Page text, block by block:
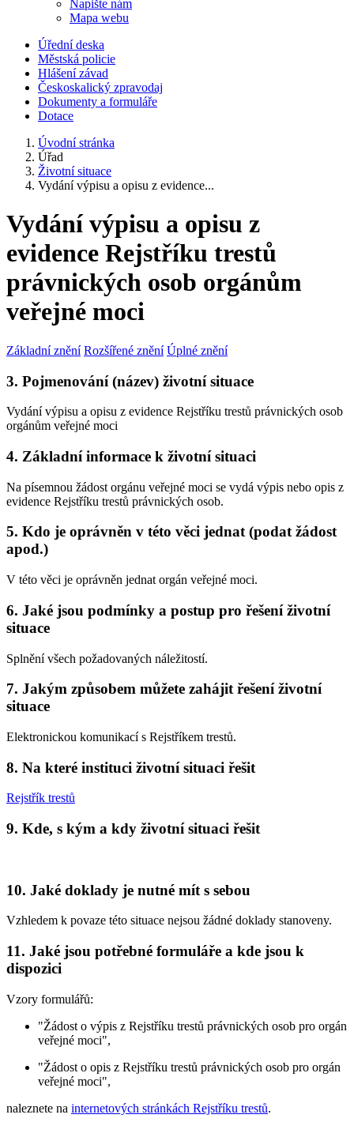
Napište nám
Mapa webu
Úřední deska
Městská policie
Hlášení závad
Českoskalický zpravodaj
Dokumenty a formuláře
Dotace
Úvodní stránka
Úřad
Životní situace
Vydání výpisu a opisu z evidence...
Vydání výpisu a opisu z
evidence Rejstříku trestů
právnických osob orgánům
veřejné moci
Základní znění Rozšířené znění Úplné znění
3. Pojmenování (název) životní situace
Vydání výpisu a opisu z evidence Rejstříku trestů právnických osob
orgánům veřejné moci
4. Základní informace k životní situaci
Na písemnou žádost orgánu veřejné moci se vydá výpis nebo opis z
evidence Rejstříku trestů právnických osob.
5. Kdo je oprávněn v této věci jednat (podat žádost
apod.)
V této věci je oprávněn jednat orgán veřejné moci.
6. Jaké jsou podmínky a postup pro řešení životní
situace
Splnění všech požadovaných náležitostí.
7. Jakým způsobem můžete zahájit řešení životní
situace
Elektronickou komunikací s Rejstříkem trestů.
8. Na které instituci životní situaci řešit
Rejstřík trestů
9. Kde, s kým a kdy životní situaci řešit
10. Jaké doklady je nutné mít s sebou
Vzhledem k povaze této situace nejsou žádné doklady stanoveny.
11. Jaké jsou potřebné formuláře a kde jsou k
dispozici
Vzory formulářů:
"Žádost o výpis z Rejstříku trestů právnických osob pro orgán
veřejné moci",
"Žádost o opis z Rejstříku trestů právnických osob pro orgán
veřejné moci",
naleznete na internetových stránkách Rejstříku trestů.